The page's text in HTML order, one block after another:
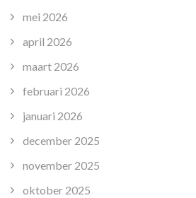
mei 2026
april 2026
maart 2026
februari 2026
januari 2026
december 2025
november 2025
oktober 2025